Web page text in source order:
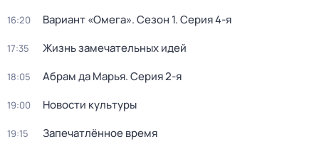
16:20 Вариант «Омега». Сезон 1. Серия 4-я
17:35 Жизнь замечательных идей
18:05 Абрам да Марья. Серия 2-я
19:00 Новости культуры
19:15 Запечатлённое время